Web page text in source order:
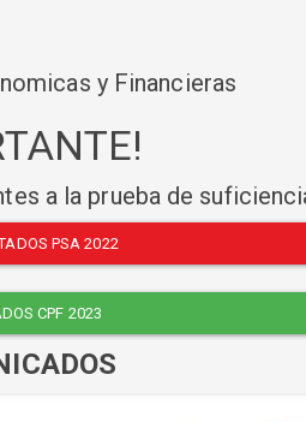
y Financieras
a la prueba de
PSA 2022
CPF 2023